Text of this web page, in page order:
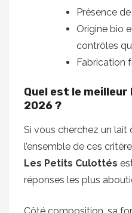
Présence
Origine bio
contrôles
Fabrication
Quel est le
2026 ?
Si vous cherchez un lait
l’ensemble de ces
Les Petits Culottés
réponses les plus